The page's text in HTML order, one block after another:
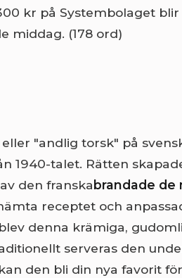
kr på Systembolaget
middag. (178 ord)
eller "andlig torsk" på
1940-talet. Rätten
den franska brandade de
receptet och
denna krämiga,
serveras den
den bli din nya favorit